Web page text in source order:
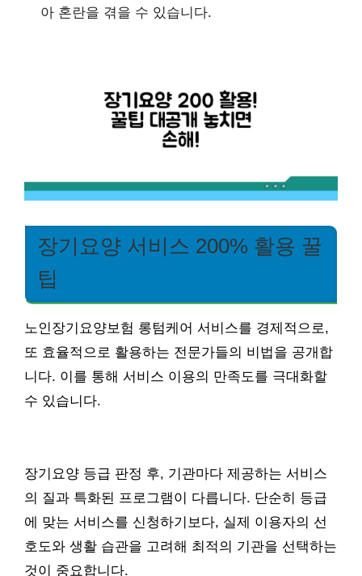
아 혼란을 겪을 수 있습니다.
장기요양 서비스 200% 활용 꿀
팁
노인장기요양보험 롱텀케어 서비스를 경제적으로,
또 효율적으로 활용하는 전문가들의 비법을 공개합
니다. 이를 통해 서비스 이용의 만족도를 극대화할
수 있습니다.
장기요양 등급 판정 후, 기관마다 제공하는 서비스
의 질과 특화된 프로그램이 다릅니다. 단순히 등급
에 맞는 서비스를 신청하기보다, 실제 이용자의 선
호도와 생활 습관을 고려해 최적의 기관을 선택하는
것이 중요합니다.